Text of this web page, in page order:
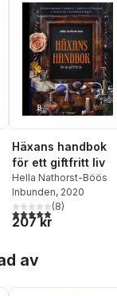
antal röster:
Häxans handbok
för ett giftfritt liv
Hella Nathorst-Böös
Inbunden, 2020
4,9utav 5 stjärnor.
(8)
207 kr
av